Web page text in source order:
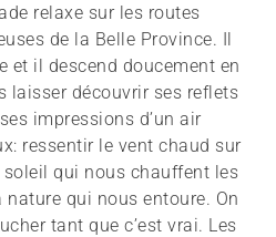
relaxe sur les routes
de la Belle Province. Il
et il descend doucement en
laisser découvrir ses reflets
impressions d’un air
ressentir le vent chaud sur
qui nous chauffent les
qui nous entoure. On
tant que c’est vrai. Les